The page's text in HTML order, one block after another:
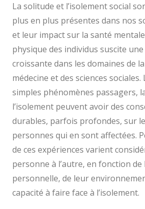
La solitude et l’isolement social
plus en plus présentes dans nos
et leur impact sur la santé
physique des individus suscite
croissante dans les domaines de
médecine et des sciences sociales.
simples phénomènes passagers,
l’isolement peuvent avoir des
durables, parfois profondes, sur
personnes qui en sont affectées.
de ces expériences varient
personne à l’autre, en fonction
personnelle, de leur
capacité à faire face à l’isolement.